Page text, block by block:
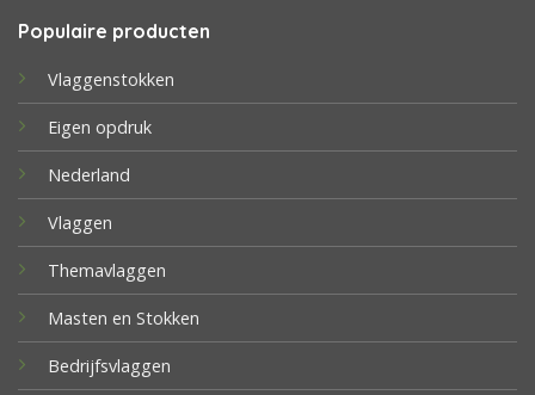
Populaire producten
Vlaggenstokken
Eigen opdruk
Nederland
Vlaggen
Themavlaggen
Masten en Stokken
Bedrijfsvlaggen